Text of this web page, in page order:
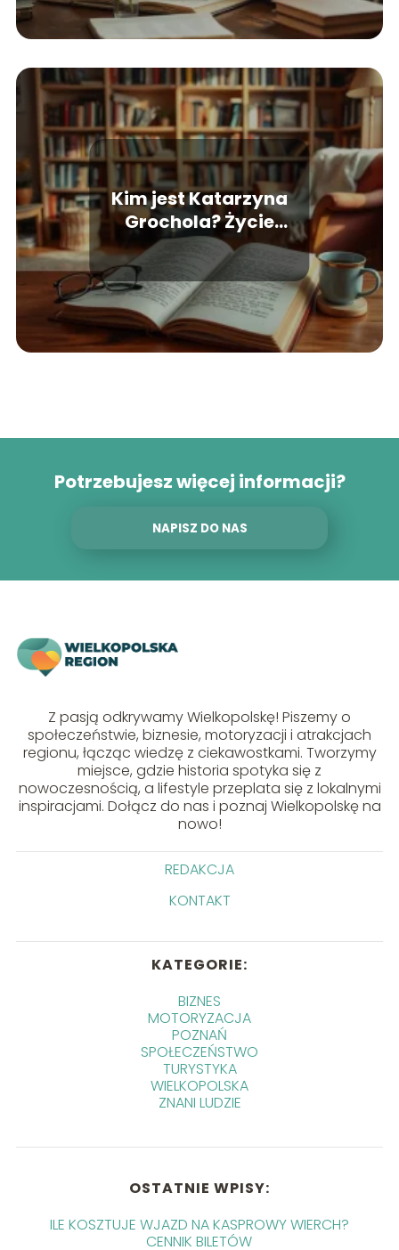
Kim jest Katarzyna
Grochola? Życie
prywatne, książki,
kariera
Potrzebujesz więcej informacji?
NAPISZ DO NAS
Z pasją odkrywamy Wielkopolskę! Piszemy o
społeczeństwie, biznesie, motoryzacji i atrakcjach
regionu, łącząc wiedzę z ciekawostkami. Tworzymy
miejsce, gdzie historia spotyka się z
nowoczesnością, a lifestyle przeplata się z lokalnymi
inspiracjami. Dołącz do nas i poznaj Wielkopolskę na
nowo!
REDAKCJA
KONTAKT
KATEGORIE:
BIZNES
MOTORYZACJA
POZNAŃ
SPOŁECZEŃSTWO
TURYSTYKA
WIELKOPOLSKA
ZNANI LUDZIE
OSTATNIE WPISY:
ILE KOSZTUJE WJAZD NA KASPROWY WIERCH?
CENNIK BILETÓW